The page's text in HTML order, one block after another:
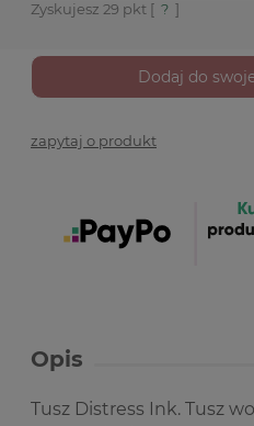
Zyskujesz 29 pkt [ ? ]
Dodaj do
zapytaj o produkt
Opis
Tusz Distress Ink. Tusz